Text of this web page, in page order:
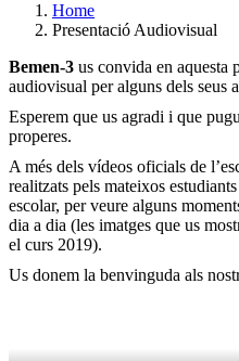
Home
Presentació Audiovisual
Bemen-3 us convida en aquesta
audiovisual per alguns dels seus
Esperem que us agradi i que
properes.
A més dels vídeos oficials de
realitzats pels mateixos
escolar, per veure alguns
dia a dia (les imatges que us
el curs 2019).
Us donem la benvinguda als